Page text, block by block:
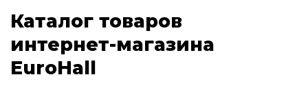
Каталог товаров
интернет-магазина
EuroHall